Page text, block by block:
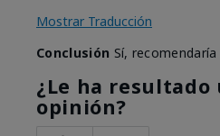
Mostrar Traducción
Conclusión Sí,
¿Le ha
opinión?